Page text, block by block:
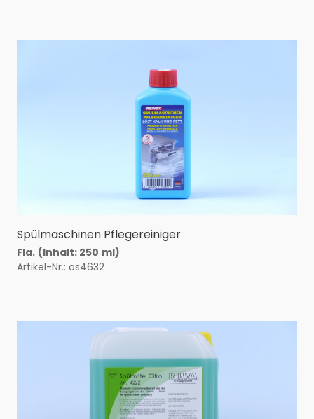
Spülmaschinen Pflegereiniger
Fla. (Inhalt: 250 ml)
Artikel-Nr.: os4632